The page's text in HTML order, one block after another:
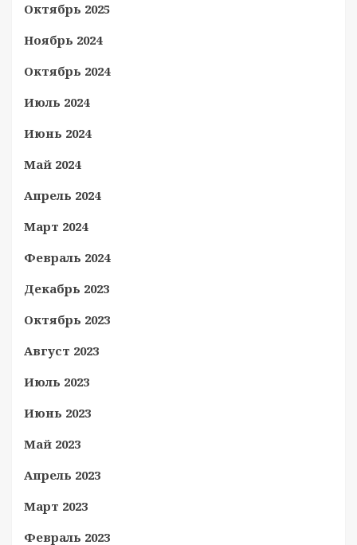
Октябрь 2025
Ноябрь 2024
Октябрь 2024
Июль 2024
Июнь 2024
Май 2024
Апрель 2024
Март 2024
Февраль 2024
Декабрь 2023
Октябрь 2023
Август 2023
Июль 2023
Июнь 2023
Май 2023
Апрель 2023
Март 2023
Февраль 2023